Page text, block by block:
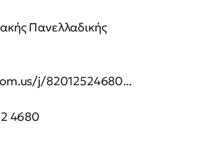
Πανελλαδικής
j/82012524680...
4680